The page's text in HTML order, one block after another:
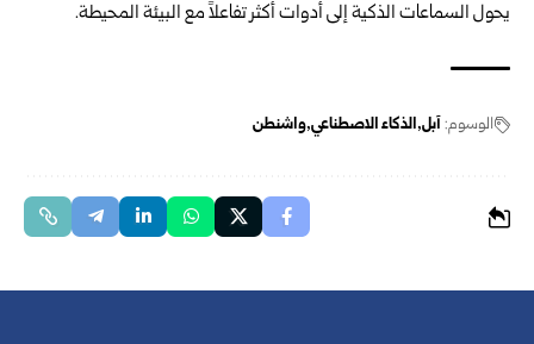
يحول السماعات الذكية إلى أدوات أكثر تفاعلاً مع البيئة المحيطة.
الوسوم: آبل الذكاء الاصطناعي واشنطن